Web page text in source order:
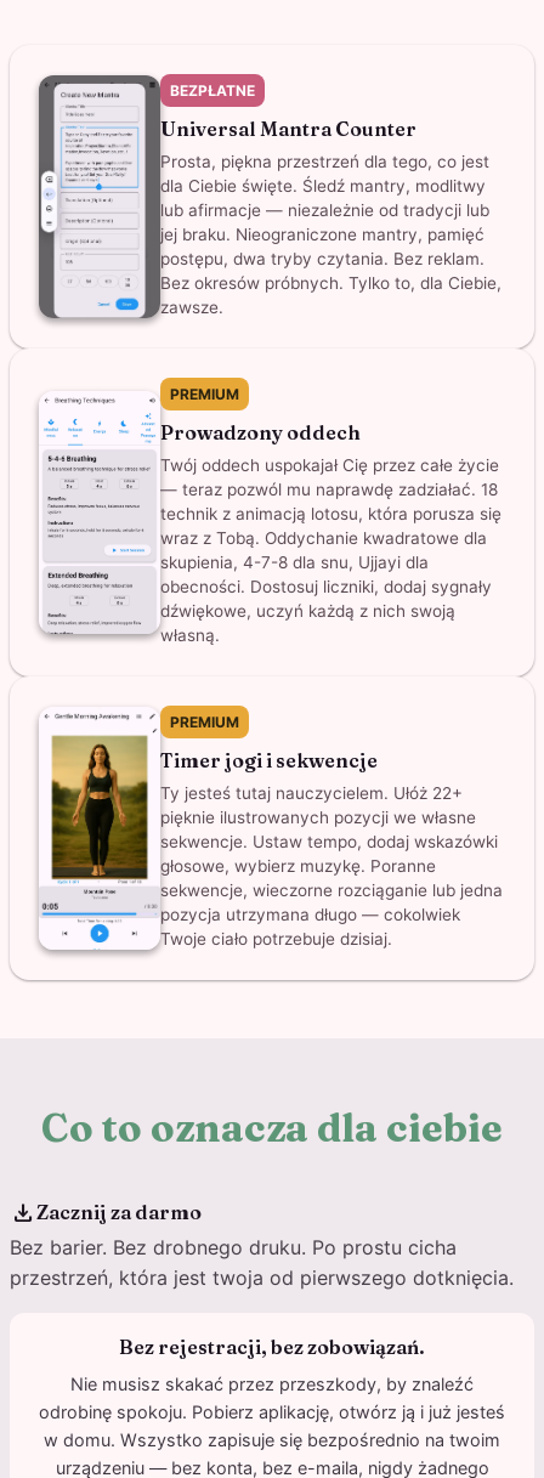
BEZPŁATNE
Universal Mantra Counter
Prosta, piękna przestrzeń dla tego, co jest
dla Ciebie święte. Śledź mantry, modlitwy
lub afirmacje — niezależnie od tradycji lub
jej braku. Nieograniczone mantry, pamięć
postępu, dwa tryby czytania. Bez reklam.
Bez okresów próbnych. Tylko to, dla Ciebie,
zawsze.
PREMIUM
Prowadzony oddech
Twój oddech uspokajał Cię przez całe życie
— teraz pozwól mu naprawdę zadziałać. 18
technik z animacją lotosu, która porusza się
wraz z Tobą. Oddychanie kwadratowe dla
skupienia, 4-7-8 dla snu, Ujjayi dla
obecności. Dostosuj liczniki, dodaj sygnały
dźwiękowe, uczyń każdą z nich swoją
własną.
PREMIUM
Timer jogi i sekwencje
Ty jesteś tutaj nauczycielem. Ułóż 22+
pięknie ilustrowanych pozycji we własne
sekwencje. Ustaw tempo, dodaj wskazówki
głosowe, wybierz muzykę. Poranne
sekwencje, wieczorne rozciąganie lub jedna
pozycja utrzymana długo — cokolwiek
Twoje ciało potrzebuje dzisiaj.
Co to oznacza dla ciebie
download Zacznij za darmo
Bez barier. Bez drobnego druku. Po prostu cicha
przestrzeń, która jest twoja od pierwszego dotknięcia.
Bez rejestracji, bez zobowiązań.
Nie musisz skakać przez przeszkody, by znaleźć
odrobinę spokoju. Pobierz aplikację, otwórz ją i już jesteś
w domu. Wszystko zapisuje się bezpośrednio na twoim
urządzeniu — bez konta, bez e-maila, nigdy żadnego